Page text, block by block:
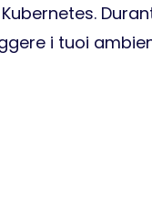
i tuoi